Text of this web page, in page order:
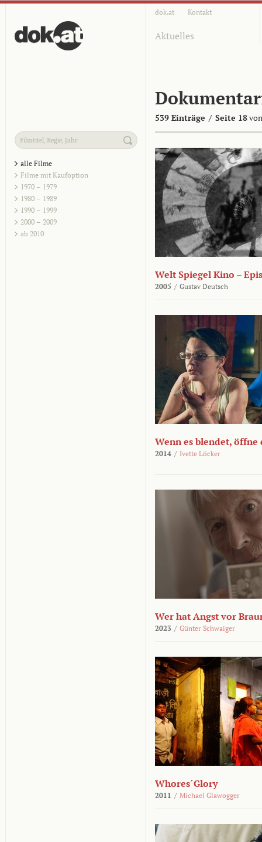
dok.at Kontakt
Aktuelles
539 Einträge / Seite 18
alle Filme
Filme mit Kaufoption
1970 – 1979
1980 – 1989
1990 – 1999
2000 – 2009
ab 2010
Welt Spiegel Kino –
2005 / Gustav Deutsch
Wenn es blendet, öffne
2014 / Ivette Löcker
Wer hat Angst vor
2023 / Günter Schwaiger
Whores´Glory
2011 / Michael Glawogger